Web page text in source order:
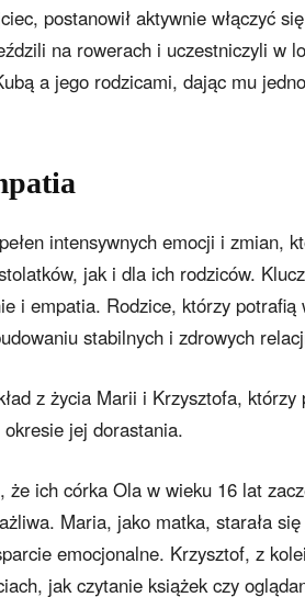
postanowił aktywnie włączyć
na rowerach i uczestniczyli w
a jego rodzicami, dając mu
intensywnych emocji i zmian,
jak i dla ich rodziców.
i empatia. Rodzice, którzy
stabilnych i zdrowych
z życia Marii i Krzysztofa,
jej dorastania.
ich córka Ola w wieku 16 lat
Maria, jako matka, starała
emocjonalne. Krzysztof, z
jak czytanie książek czy